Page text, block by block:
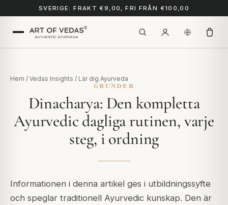
SVERIGE: FRAKT €9,00, FRI FRÅN €100,00
Hem / Vedas Insights / Lär dig Ayurveda
GRUNDER
Dinacharya: Den kompletta
Ayurvedic dagliga rutinen, varje
steg, i ordning
Informationen i denna artikel ges i utbildningssyfte
och speglar traditionell Ayurvedic kunskap. Den är